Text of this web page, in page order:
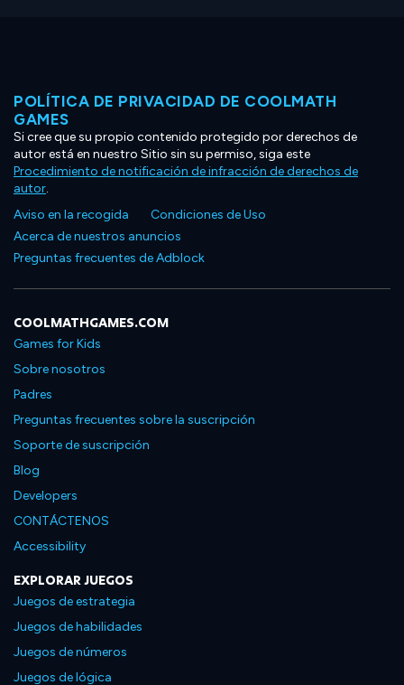
POLÍTICA DE PRIVACIDAD DE COOLMATH
GAMES
Si cree que su propio contenido protegido por derechos de
autor está en nuestro Sitio sin su permiso, siga este
Procedimiento de notificación de infracción de derechos de
autor.
Aviso en la recogida
Condiciones de Uso
Acerca de nuestros anuncios
Preguntas frecuentes de Adblock
COOLMATHGAMES.COM
Games for Kids
Sobre nosotros
Padres
Preguntas frecuentes sobre la suscripción
Soporte de suscripción
Blog
Developers
CONTÁCTENOS
Accessibility
EXPLORAR JUEGOS
Juegos de estrategia
Juegos de habilidades
Juegos de números
Juegos de lógica